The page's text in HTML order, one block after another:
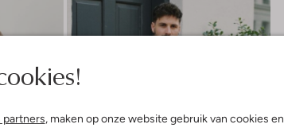
partners, maken op onze website gebruik van cookies en